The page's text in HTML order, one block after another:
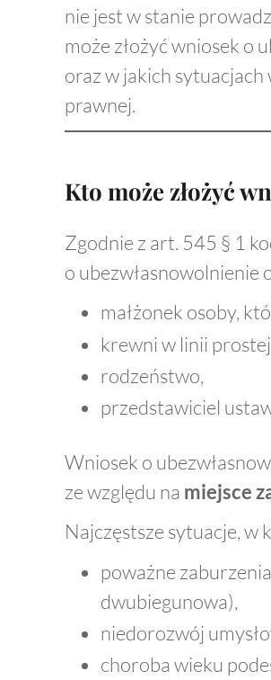
nie jest w stanie
może złożyć wniosek o
oraz w jakich
prawnej.
Kto może złożyć
Zgodnie z art. 545 § 1
o ubezwłasnowolnienie
małżonek osoby,
krewni w linii
rodzeństwo,
przedstawiciel
Wniosek o
ze względu na miejsce
Najczęstsze sytuacje, w
poważne
dwubiegunowa),
niedorozwój
choroba wieku